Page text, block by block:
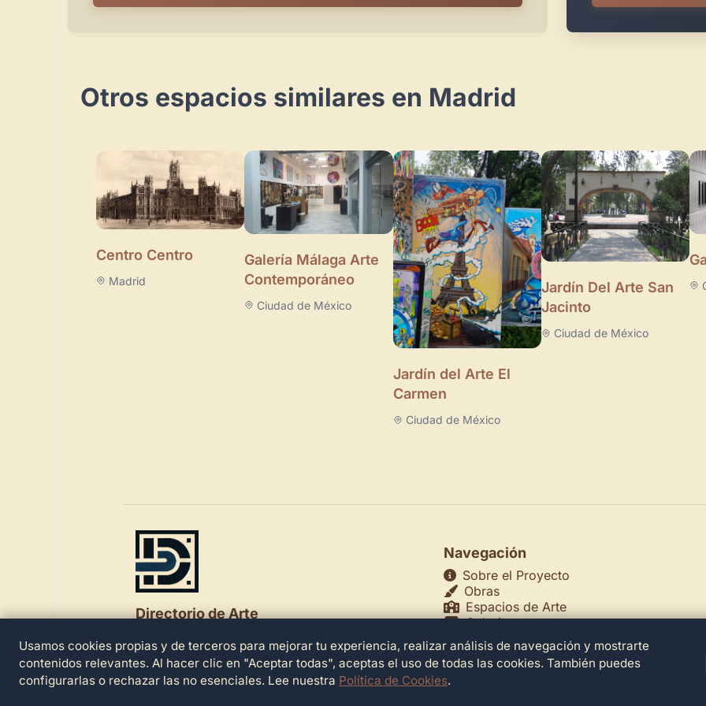
Otros espacios similares en Madrid
Centro Centro
Madrid
Galería Málaga Arte
Contemporáneo
Ciudad de México
Jardín del Arte El
Carmen
Ciudad de México
Jardín Del Arte San
Jacinto
Ciudad de México
Directorio de Arte
© 2026 Directorio de Arte. Todos los derechos
reservados.
Navegación
Sobre el Proyecto
Obras
Espacios de Arte
Galerías
Museos
Teatros
Usamos cookies propias y de terceros para mejorar tu experiencia, realizar análisis de navegación y mostrarte
contenidos relevantes. Al hacer clic en "Aceptar todas", aceptas el uso de todas las cookies. También puedes
configurarlas o rechazar las no esenciales. Lee nuestra Política de Cookies.